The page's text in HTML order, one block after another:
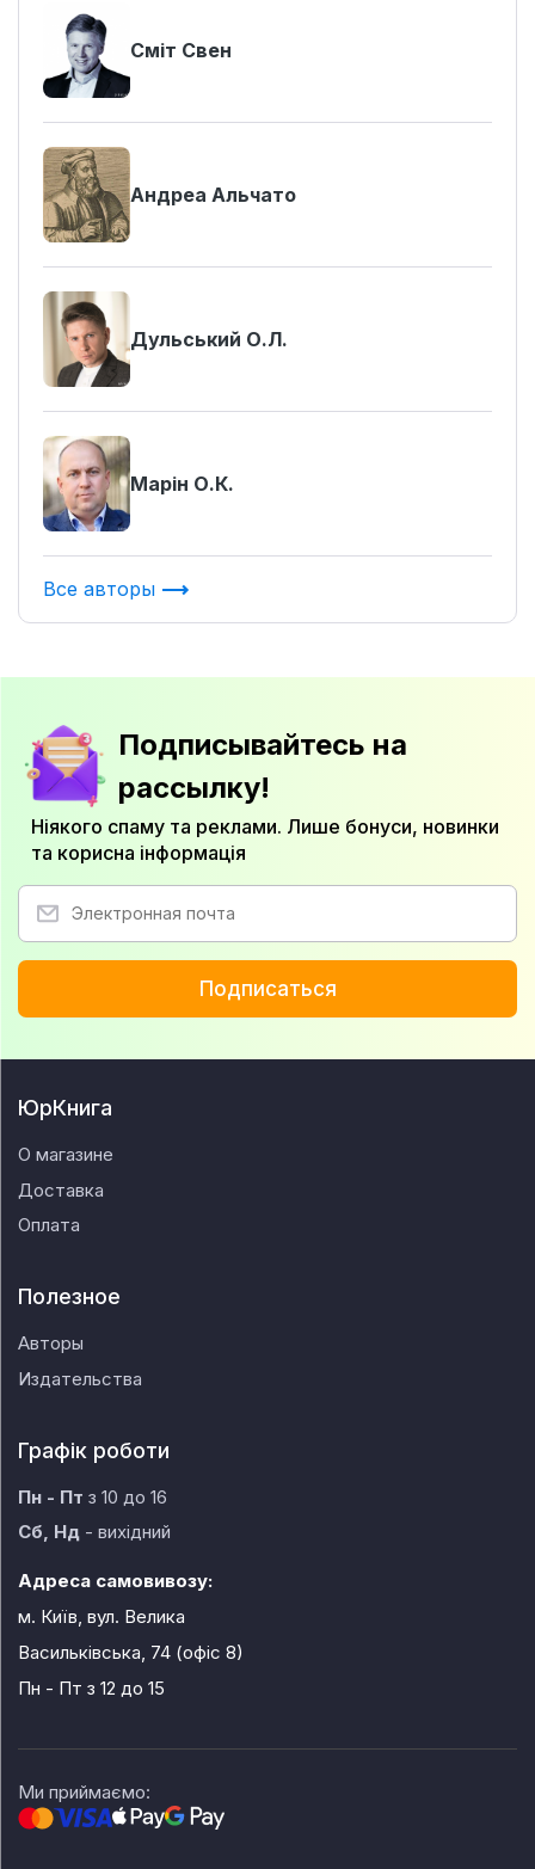
Сміт Свен
Андреа Альчато
Дульський О.Л.
Марін О.К.
Все авторы
Подписывайтесь на
рассылку!
Ніякого спаму та реклами. Лише бонуси, новинки
та корисна інформація
Подписаться
ЮрКнига
О магазине
Доставка
Оплата
Полезное
Авторы
Издательства
Графік роботи
Пн - Пт з 10 до 16
Сб, Нд - вихідний
Адреса самовивозу:
м. Київ, вул. Велика
Васильківська, 74 (офіс 8)
Пн - Пт з 12 до 15
Ми приймаємо: